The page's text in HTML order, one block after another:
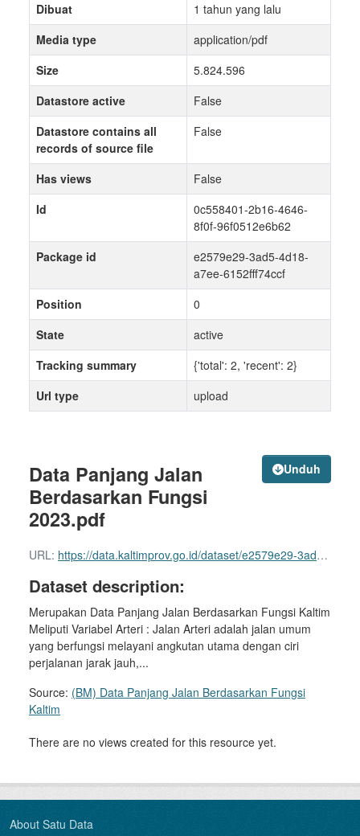
Unduh
Data Panjang Jalan
Berdasarkan Fungsi
2023.pdf
URL: https://data.kaltimprov.go.id/dataset/e2579e29-3ad5-4d18-a7ee-6152fff74ccf/resource/0c558401-2b16-4646-8f0f-96f0512e6b62/download/sk-fungsi-jalan-kalimantan-timur.pdf
Dataset description:
Merupakan Data Panjang Jalan Berdasarkan Fungsi Kaltim
Meliputi Variabel Arteri : Jalan Arteri adalah jalan umum
yang berfungsi melayani angkutan utama dengan ciri
perjalanan jarak jauh,...
Source: (BM) Data Panjang Jalan Berdasarkan Fungsi
Kaltim
There are no views created for this resource yet.
Dibuat
1 tahun yang lalu
Media type
application/pdf
Size
5.824.596
Datastore active
False
Datastore contains all
records of source file
False
Has views
False
Id
0c558401-2b16-4646-
8f0f-96f0512e6b62
Package id
e2579e29-3ad5-4d18-
a7ee-6152fff74ccf
Position
0
State
active
Tracking summary
{'total': 2, 'recent': 2}
Url type
upload
About Satu Data